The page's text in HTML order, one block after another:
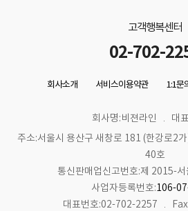
고객행복센터
02-702-
회사소개 서비스이용약관 1:1문
회사명:비젼라인
대
주소:서울시 용산구 새창로 181 (한강로2
40호
통신판매업신고번호:제 2015-
사업자등록번호:106-
대표번호:02-702-2257